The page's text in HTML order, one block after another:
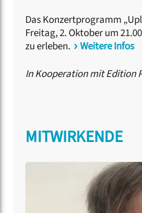
Das Konzertprogramm
Freitag, 2. Oktober um
zu erleben.
Weitere Infos
In Kooperation mit Edition
MITWIRKENDE